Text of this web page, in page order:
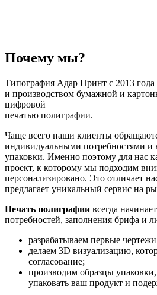
Почему мы?
Типография Адар Принт с 2013 года
и производством бумажной и
цифровой
печатью полиграфии.
Чаще всего наши клиенты
индивидуальными потребностями и
упаковки. Именно поэтому для нас
проект, к которому мы подходим
персонализировано. Это отличает
предлагает уникальный сервис на
Печать полиграфии всегда
потребностей, заполнения брифа и
разрабатываем первые
делаем 3D визуализацию,
согласование;
производим образцы
упаковать ваш продукт и